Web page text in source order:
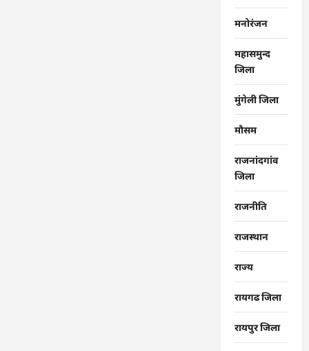
मनोरंजन
महासमुन्द
जिला
मुंगेली जिला
मौसम
राजनांदगांव
जिला
राजनीति
राजस्थान
राज्‍य
रायगढ जिला
रायपुर जिला